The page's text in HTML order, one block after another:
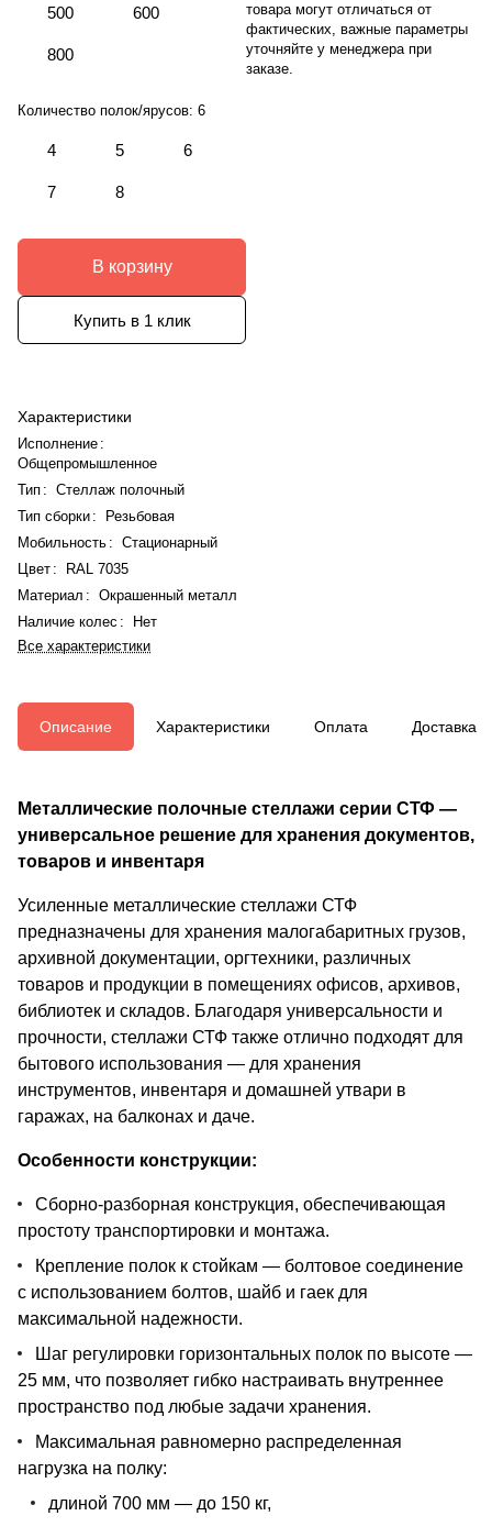
500 600
800
Количество полок/ярусов: 6
4 5 6
7 8
В корзину
Купить в 1 клик
Характеристики
Исполнение :
Общепромышленное
Тип : Стеллаж полочный
Тип сборки:
Резьбовая
Мобильность : Стационарный
Цвет :
RAL 7035
Материал : Окрашенный металл
Наличие колес :
Нет
Все характеристики
товара могут отличаться от
фактических, важные параметры
уточняйте у менеджера при
заказе.
Описание Характеристики Оплата Доставка
Металлические полочные стеллажи серии СТФ —
универсальное решение для хранения документов,
товаров и инвентаря
Усиленные металлические стеллажи СТФ
предназначены для хранения малогабаритных грузов,
архивной документации, оргтехники, различных
товаров и продукции в помещениях офисов, архивов,
библиотек и складов. Благодаря универсальности и
прочности, стеллажи СТФ также отлично подходят для
бытового использования — для хранения
инструментов, инвентаря и домашней утвари в
гаражах, на балконах и даче.
Особенности конструкции:
Сборно-разборная конструкция, обеспечивающая
простоту транспортировки и монтажа.
Крепление полок к стойкам — болтовое соединение
с использованием болтов, шайб и гаек для
максимальной надежности.
Шаг регулировки горизонтальных полок по высоте —
25 мм, что позволяет гибко настраивать внутреннее
пространство под любые задачи хранения.
Максимальная равномерно распределенная
нагрузка на полку:
длиной 700 мм — до 150 кг,